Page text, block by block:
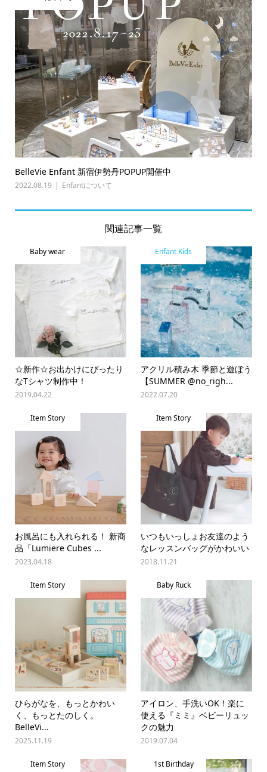
BelleVie Enfant 新宿伊勢丹POPUP開催中
2022.08.19 Enfantについて
関連記事一覧
Baby wear
☆新作☆お出かけにぴったり
なTシャツ制作中！
2019.04.22
Enfant Kids
アクリル積み木 季節と遊ぼう
【SUMMER @no_righ...
2022.07.20
Item Story
お風呂にも入れられる！ 新商
品「Lumiere Cubes ...
2023.04.18
Item Story
いつもいっしょお友達のよう
なレッスンバッグがかわいい
2018.11.21
Item Story
ひらがなを、もっとかわい
く、もっとたのしく。
BelleVi...
2025.11.19
Baby Ruck
アイロン、手洗いOK！楽に
使える『ミミ』ベビーリュッ
クの魅力
2019.07.04
Item Story 1st Birthday